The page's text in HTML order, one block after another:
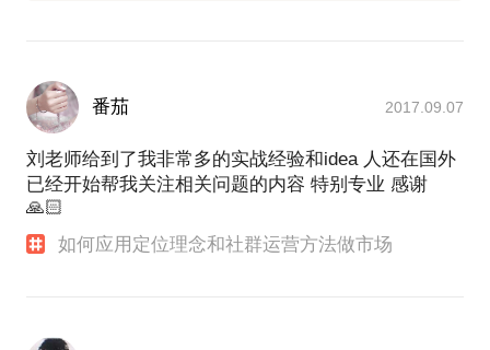
番茄 2017.09.07
刘老师给到了我非常多的实战经验和idea 人还在国外
已经开始帮我关注相关问题的内容 特别专业 感谢
🙏🏻
如何应用定位理念和社群运营方法做市场